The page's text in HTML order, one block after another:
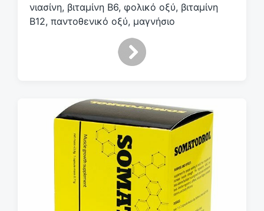
νιασίνη, βιταμίνη Β6, φολικό οξύ, βιταμίνη
Β12, παντοθενικό οξύ, μαγνήσιο